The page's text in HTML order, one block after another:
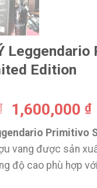
Edition
1,600,000 ₫
Primitivo
vang được sản
độ cao phù hợp